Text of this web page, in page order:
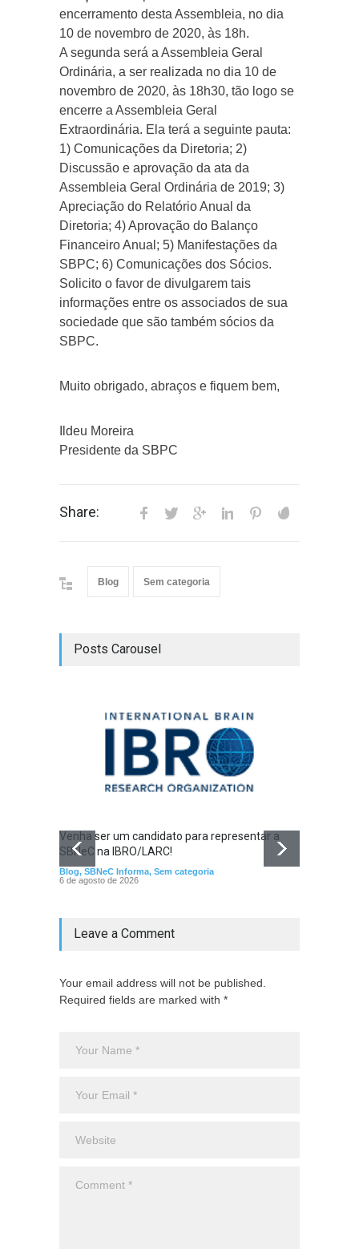
encerramento desta Assembleia, no dia
10 de novembro de 2020, às 18h.
A segunda será a Assembleia Geral
Ordinária, a ser realizada no dia 10 de
novembro de 2020, às 18h30, tão logo se
encerre a Assembleia Geral
Extraordinária. Ela terá a seguinte pauta:
1) Comunicações da Diretoria; 2)
Discussão e aprovação da ata da
Assembleia Geral Ordinária de 2019; 3)
Apreciação do Relatório Anual da
Diretoria; 4) Aprovação do Balanço
Financeiro Anual; 5) Manifestações da
SBPC; 6) Comunicações dos Sócios.
Solicito o favor de divulgarem tais
informações entre os associados de sua
sociedade que são também sócios da
SBPC.
Muito obrigado, abraços e fiquem bem,
Ildeu Moreira
Presidente da SBPC
Share:
Blog Sem categoria
Posts Carousel
Venha ser um candidato para representar a
SBNeC na IBRO/LARC!
Blog, SBNeC Informa, Sem categoria
6 de agosto de 2026
Leave a Comment
Your email address will not be published.
Required fields are marked with *